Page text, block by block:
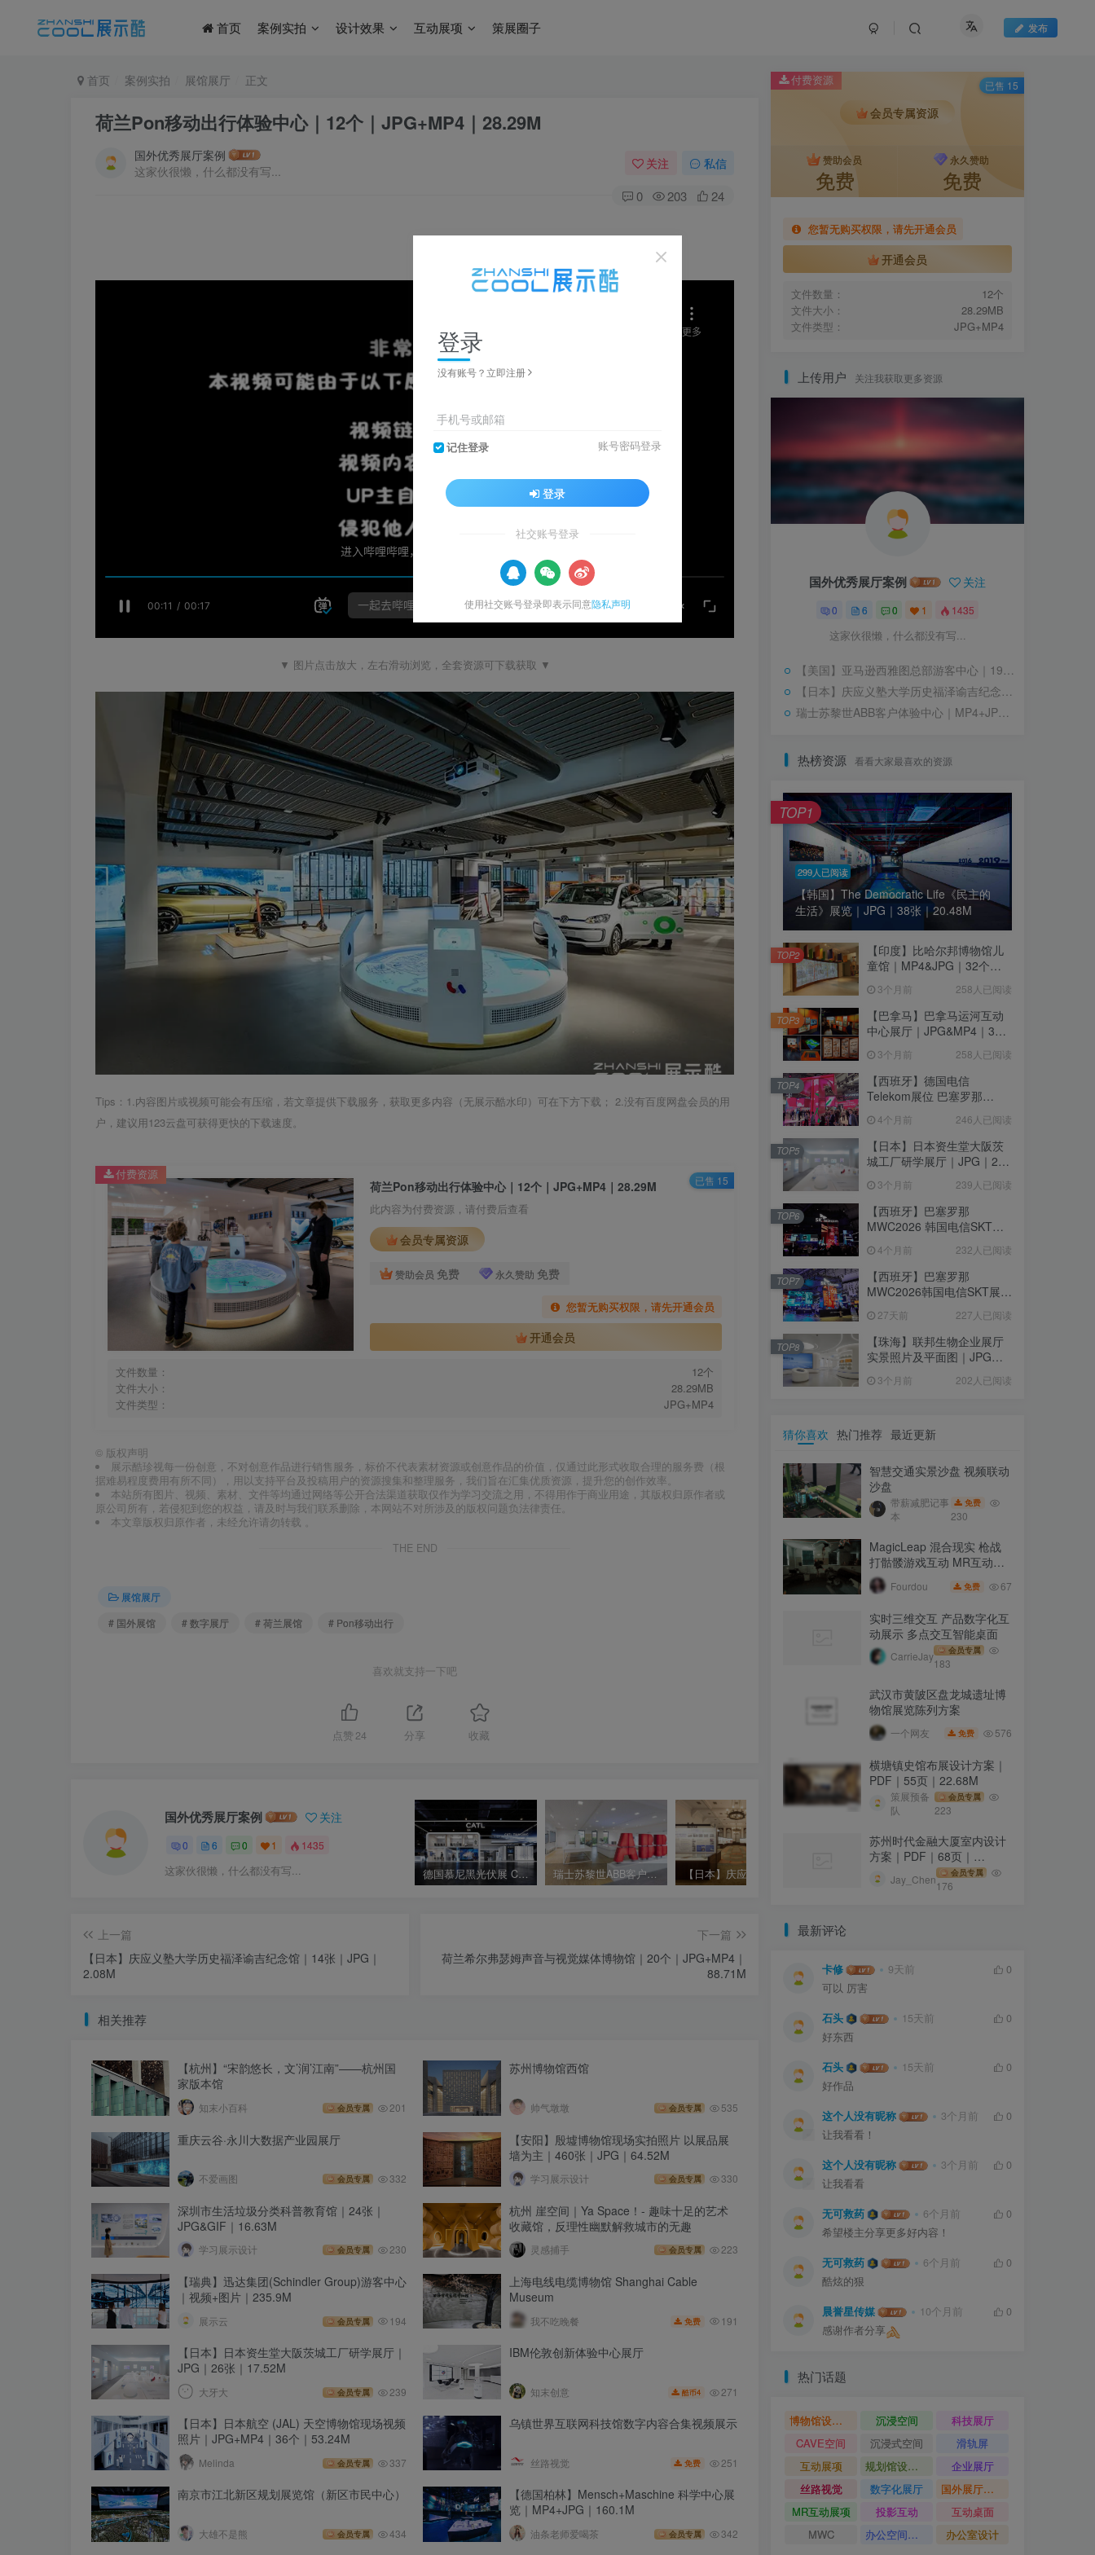
首页 案例实拍 设计效果 互动展项 策展圈子 发布
首页 案例实拍 展馆展厅 正文
荷兰Pon移动出行体验中心｜12个｜JPG+MP4｜28.29M
国外优秀展厅案例
这家伙很懒，什么都没有写...
关注 私信
0 203 24
▼ 图片点击放大，左右滑动浏览，全套资源可下载获取 ▼
Tips：1.内容图片或视频可能会有压缩，若文章提供下载服务，获取更多内容（无展示酷水印）可在下方下载； 2.没有百度网盘会员的用
户，建议用123云盘可获得更快的下载速度。
荷兰Pon移动出行体验中心｜12个｜JPG+MP4｜28.29M
此内容为付费资源，请付费后查看
会员专属资源
赞助会员 免费 永久赞助 免费
您暂无购买权限，请先开通会员
开通会员
文件数量：
12个
文件大小：
28.29MB
文件类型：
JPG+MP4
付费资源 已售 15
© 版权声明
展示酷珍视每一份创意，不对创意作品进行销售服务，标价不代表素材资源或创意作品的价值，仅通过此形式收取合理的服务费（根
据难易程度费用有所不同），用以支持平台及投稿用户的资源搜集和整理服务，我们旨在汇集优质资源，提升您的创作效率。
本站所有图片、视频、素材、文件等均通过网络等公开合法渠道获取仅作为学习交流之用，不得用作于商业用途，其版权归原作者或
原公司所有，若侵犯到您的权益，请及时与我们联系删除，本网站不对所涉及的版权问题负法律责任。
本文章版权归原作者，未经允许请勿转载 。
THE END
展馆展厅
# 国外展馆
# 数字展厅 # 荷兰展馆 # Pon移动出行
喜欢就支持一下吧
点赞 24 分享 收藏
国外优秀展厅案例 关注
0 6 0 1 1435
这家伙很懒，什么都没有写... 德国慕尼黑光伏展 CATL宁德时代展位｜JPG+MP4｜16个｜34.56M 瑞士苏黎世ABB客户体验中心｜MP4+JPG｜16个文件｜178.28M 德国电影博物馆 Deutsches Filmmuseum｜JPG+MOV｜41个｜216.45M
上一篇
【日本】庆应义塾大学历史福泽谕吉纪念馆｜14张｜JPG｜
2.08M
下一篇
荷兰希尔弗瑟姆声音与视觉媒体博物馆｜20个｜JPG+MP4｜
88.71M
相关推荐
【杭州】“宋韵悠长，文’润’江南”——杭州国
家版本馆
知末小百科 会员专属 201
苏州博物馆西馆
帅气墩墩 会员专属 535
重庆云谷·永川大数据产业园展厅
不爱画图 会员专属 332
【安阳】殷墟博物馆现场实拍照片 以展品展
墙为主｜460张｜JPG｜64.52M
学习展示设计 会员专属 330
深圳市生活垃圾分类科普教育馆｜24张｜
JPG&GIF｜16.63M
学习展示设计 会员专属 230
杭州 崖空间｜Ya Space！- 趣味十足的艺术
收藏馆，反理性幽默解救城市的无趣
灵感捕手 会员专属 223
【瑞典】迅达集团(Schindler Group)游客中心
｜视频+图片｜235.9M
展示云 会员专属 194
上海电线电缆博物馆 Shanghai Cable
Museum
我不吃晚餐 免费 191
【日本】日本资生堂大阪茨城工厂研学展厅｜
JPG｜26张｜17.52M
大牙大 会员专属 239
IBM伦敦创新体验中心展厅
知末创意 酷币4 271
【日本】日本航空 (JAL) 天空博物馆现场视频
照片｜JPG+MP4｜36个｜53.24M
Melinda 会员专属 337
乌镇世界互联网科技馆数字内容合集视频展示
丝路视觉 免费 251
南京市江北新区规划展览馆（新区市民中心）
大雄不是熊 会员专属 434
【德国柏林】Mensch+Maschine 科学中心展
览｜MP4+JPG｜160.1M
油条老师爱喝茶 会员专属 342
付费资源
会员专属资源
赞助会员
免费
永久赞助
免费
您暂无购买权限，请先开通会员
开通会员
文件数量：
12个
文件大小：
28.29MB
文件类型：
JPG+MP4
已售 15
上传用户 关注我获取更多资源
国外优秀展厅案例 关注
0 6 0 1 1435
这家伙很懒，什么都没有写...
【美国】亚马逊西雅图总部游客中心｜19个文件｜JPG+MP4｜48.7M
【日本】庆应义塾大学历史福泽谕吉纪念馆｜14张｜JPG｜2.08M
瑞士苏黎世ABB客户体验中心｜MP4+JPG｜16个文件｜178.28M
热榜资源 看看大家最喜欢的资源
299人已阅读
【韩国】The Democratic Life《民主的
生活》展览｜JPG｜38张｜20.48M
TOP1
【印度】比哈尔邦博物馆儿
童馆｜MP4&JPG｜32个｜
3个月前 258人已阅读
TOP2
【巴拿马】巴拿马运河互动
中心展厅｜JPG&MP4｜39
3个月前 258人已阅读
TOP3
【西班牙】德国电信
Telekom展位 巴塞罗那
｜77.42M
4个月前 246人已阅读
TOP4
【日本】日本资生堂大阪茨
城工厂研学展厅｜JPG｜26
3个月前 239人已阅读
TOP5
【西班牙】巴塞罗那
MWC2026 韩国电信SKT展
105.67M
4个月前 232人已阅读
TOP6
【西班牙】巴塞罗那
MWC2026韩国电信SKT展台
个｜16.51M
27天前 227人已阅读
TOP7
【珠海】联邦生物企业展厅
实景照片及平面图｜JPG｜
3个月前 202人已阅读
TOP8
猜你喜欢 热门推荐 最近更新
智慧交通实景沙盘 视频联动
沙盘
带薪减肥记事
本
免费
230
MagicLeap 混合现实 枪战
打骷髅游戏互动 MR互动展
项
Fourdou 免费 67
实时三维交互 产品数字化互
动展示 多点交互智能桌面
CarrieJay 会员专属
183
武汉市黄陂区盘龙城遗址博
物馆展览陈列方案
一个网友 免费 576
横塘镇史馆布展设计方案｜
PDF｜55页｜22.68M
策展预备
队
会员专属
223
苏州时代金融大厦室内设计
方案｜PDF｜68页｜
28.39MJay_Chen 会员专属
176
最新评论
卡修 9天前
0
可以 厉害
石头 15天前
0
好东西
石头 15天前
0
好作品
这个人没有昵称 3个月前
0
让我看看！
这个人没有昵称 3个月前
0
让我看看
无可救药 6个月前
0
希望楼主分享更多好内容！
无可救药 6个月前
0
酷炫的狠
晨誉星传媒 10个月前
0
感谢作者分享
热门话题
博物馆设计方案 沉浸空间
科技展厅
CAVE空间
沉浸式空间
滑轨屏
互动展项
规划馆设计方案
企业展厅
丝路视觉
数字化展厅
国外展厅案例
MR互动展项
投影互动
互动桌面
MWC
办公空间设计 办公室设计
登录
没有账号？立即注册
手机号或邮箱
记住登录 账号密码登录
登录
社交账号登录
使用社交账号登录即表示同意隐私声明